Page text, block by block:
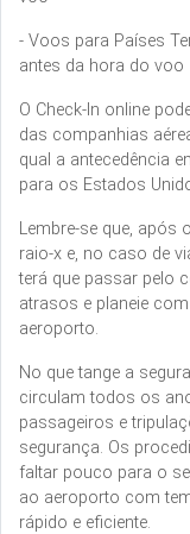
- Voos para Países
antes da hora do voo
O Check-In online
das companhias
qual a antecedência
para os Estados
Lembre-se que, após
raio-x e, no caso de
terá que passar pelo
atrasos e planeie
aeroporto.
No que tange a
circulam todos os
passageiros e
segurança. Os
faltar pouco para o
ao aeroporto com
rápido e eficiente.